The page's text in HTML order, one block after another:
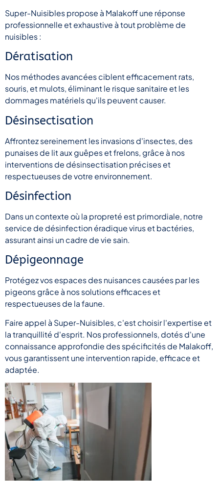
Super-Nuisibles propose à Malakoff une réponse
professionnelle et exhaustive à tout problème de
nuisibles :
Dératisation
Nos méthodes avancées ciblent efficacement rats,
souris, et mulots, éliminant le risque sanitaire et les
dommages matériels qu'ils peuvent causer.
Désinsectisation
Affrontez sereinement les invasions d'insectes, des
punaises de lit aux guêpes et frelons, grâce à nos
interventions de désinsectisation précises et
respectueuses de votre environnement.
Désinfection
Dans un contexte où la propreté est primordiale, notre
service de désinfection éradique virus et bactéries,
assurant ainsi un cadre de vie sain.
Dépigeonnage
Protégez vos espaces des nuisances causées par les
pigeons grâce à nos solutions efficaces et
respectueuses de la faune.
Faire appel à Super-Nuisibles, c'est choisir l'expertise et
la tranquillité d'esprit. Nos professionnels, dotés d'une
connaissance approfondie des spécificités de Malakoff,
vous garantissent une intervention rapide, efficace et
adaptée.